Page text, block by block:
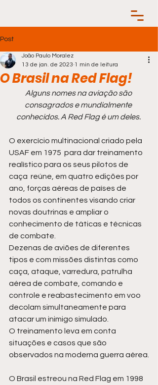
Post
O Brasil na Red Flag!
João Paulo Moralez
13 de jan. de 2023 1 min de leitura
Alguns nomes na aviação são
consagrados e mundialmente
conhecidos. A Red Flag é um deles.
O exercício multinacional criado pela
USAF em 1975  para dar treinamento
realístico para os seus pilotos de
caça  reúne, em quatro edições por
ano, forças aéreas de países de
todos os continentes visando criar
novas doutrinas e ampliar o
conhecimento de táticas e técnicas
de combate.
Dezenas de aviões de diferentes
tipos e com missões distintas como
caça, ataque, varredura, patrulha
aérea de combate, comando e
controle e reabastecimento em voo
decolam simultaneamente para
atacar um inimigo simulado.
O treinamento leva em conta
situações e casos que são
observados na moderna guerra aérea.
O Brasil estreou na Red Flag em 1998